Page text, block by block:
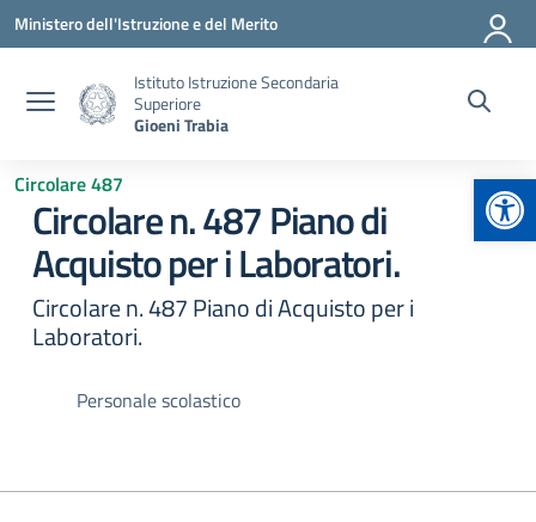
Vai ai contenuti
Vai al menu di navigazione
Vai al footer
Ministero dell'Istruzione e del Merito
Istituto Istruzione Secondaria
Superiore
Gioeni Trabia
Circolare 487
Circolare n. 487 Piano di
Acquisto per i Laboratori.
Circolare n. 487 Piano di Acquisto per i
Laboratori.
Personale scolastico